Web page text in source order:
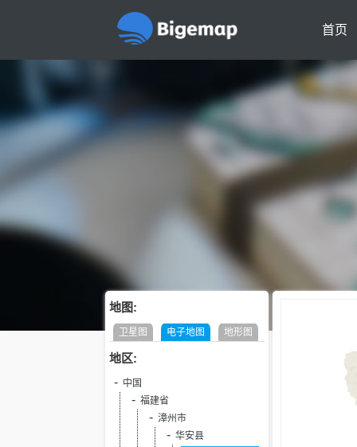
首页
地图:
卫星图 电子地图 地形图
地区:
中国
福建省
漳州市
华安县